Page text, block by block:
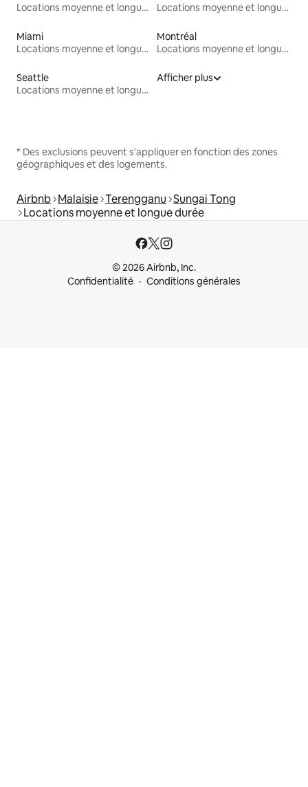
Locations moyenne et longue durée
Locations moyenne et longue durée
Miami
Locations moyenne et longue durée
Montréal
Locations moyenne et longue durée
Seattle
Locations moyenne et longue durée
Afficher plus
* Des exclusions peuvent s'appliquer en fonction des zones
géographiques et des logements.
Airbnb Malaisie Terengganu Sungai Tong
Locations moyenne et longue durée
© 2026 Airbnb, Inc.
Confidentialité
Conditions générales